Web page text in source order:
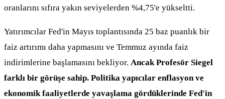
oranlarını sıfıra yakın seviyelerden %4,75'e yükseltti.
Yatırımcılar Fed'in Mayıs toplantısında 25 baz puanlık bir
faiz artırımı daha yapmasını ve Temmuz ayında faiz
indirimlerine başlamasını bekliyor. Ancak Profesör Siegel
farklı bir görüşe sahip. Politika yapıcılar enflasyon ve
ekonomik faaliyetlerde yavaşlama gördüklerinde Fed'in